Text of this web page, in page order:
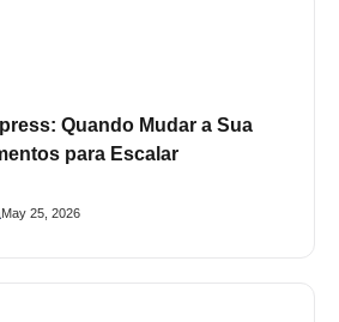
Quando Mudar a Sua
para Escalar
May 25, 2026